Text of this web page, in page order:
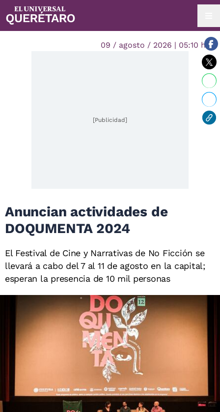
09 / agosto / 2026 | 05:10 hrs.
[Publicidad]
Anuncian actividades de
DOQUMENTA 2024
El Festival de Cine y Narrativas de No Ficción se
llevará a cabo del 7 al 11 de agosto en la capital;
esperan la presencia de 10 mil personas